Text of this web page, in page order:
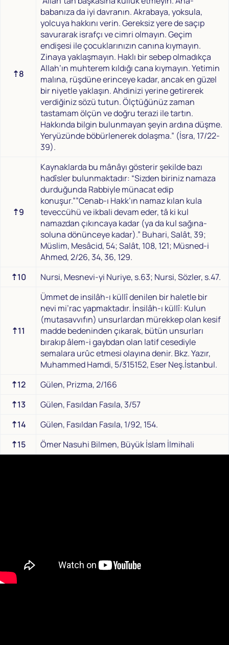
⇡8
babanıza da iyi davranın. Akrabaya, yoksula,
yolcuya hakkını verin. Gereksiz yere de saçıp
savurarak israfçı ve cimri olmayın. Geçim
endişesi ile çocuklarınızın canına kıymayın.
Zinaya yaklaşmayın. Haklı bir sebep olmadıkça
Allah’ın muhterem kıldığı cana kıymayın. Yetimin
malına, rüşdüne erinceye kadar, ancak en güzel
bir niyetle yaklaşın. Ahdinizi yerine getirerek
verdiğiniz sözü tutun. Ölçtüğünüz zaman
tastamam ölçün ve doğru terazi ile tartın.
Hakkında bilgin bulunmayan şeyin ardına düşme.
Yeryüzünde böbürlenerek dolaşma.” (İsra, 17/22-
39).
⇡9
Kaynaklarda bu mânâyı gösterir şekilde bazı
hadîsler bulunmaktadır: “Sizden biriniz namaza
durduğunda Rabbiyle münacat edip
konuşur.””Cenab-ı Hakk’ın namaz kılan kula
teveccühü ve ikbali devam eder, tâ ki kul
namazdan çıkıncaya kadar (ya da kul sağına-
soluna dönünceye kadar).” Buhari, Salât, 39;
Müslim, Mesâcid, 54; Salât, 108, 121; Müsned-i
Ahmed, 2/26, 34, 36, 129.
⇡10
Nursi, Mesnevi-yi Nuriye, s.63; Nursi, Sözler, s.47.
⇡11
Ümmet de insilâh-ı küllî denilen bir haletle bir
nevi mi’rac yapmaktadır. İnsilâh-ı küllî: Kulun
(mutasavvıfın) unsurlardan mürekkep olan kesif
madde bedeninden çıkarak, bütün unsurları
bırakıp âlem-i gaybdan olan latif cesediyle
semalara urûc etmesi olayına denir. Bkz. Yazır,
Muhammed Hamdi, 5/315152, Eser Neş.İstanbul.
⇡12
Gülen, Prizma, 2/166
⇡13
Gülen, Fasıldan Fasıla, 3/57
⇡14
Gülen, Fasıldan Fasıla, 1/92, 154.
⇡15
Ömer Nasuhi Bilmen, Büyük İslam İlmihali